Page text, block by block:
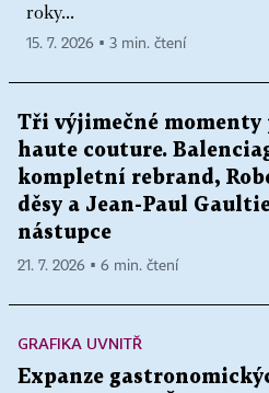
roky...
15. 7. 2026 ▪ 3 min. čtení
Tři výjimečné momenty
haute couture.
kompletní rebrand,
děsy a Jean-Paul
nástupce
21. 7. 2026 ▪ 6 min. čtení
GRAFIKA UVNITŘ
Expanze